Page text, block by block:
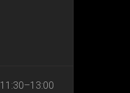
11:30–13:00